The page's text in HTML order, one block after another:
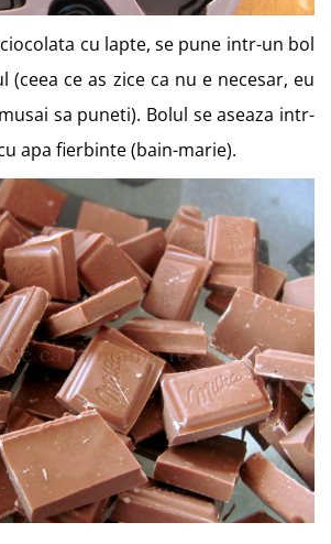
cu lapte, se pune intr-un bol
(ceea ce as zice ca nu e necesar, eu
sa puneti). Bolul se aseaza intr-
apa fierbinte (bain-marie).